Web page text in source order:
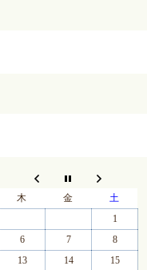
木 金
土
1
6 7
8
13 14 15